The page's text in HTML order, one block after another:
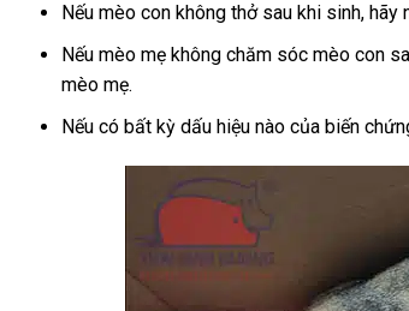
Nếu mèo con không thở sau khi sinh,
Nếu mèo mẹ không chăm sóc mèo con
mèo mẹ.
Nếu có bất kỳ dấu hiệu nào của biến